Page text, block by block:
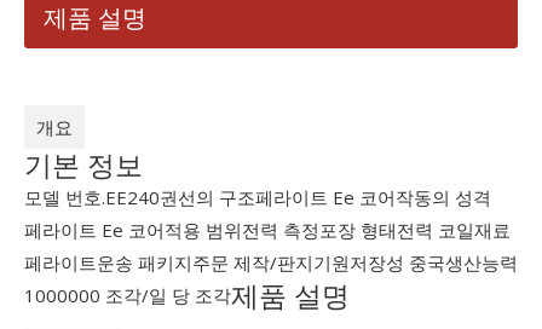
제품 설명
개요
기본 정보
모델 번호.EE240권선의 구조페라이트 Ee 코어작동의 성격
페라이트 Ee 코어적용 범위전력 측정포장 형태전력 코일재료
페라이트운송 패키지주문 제작/판지기원저장성 중국생산능력
1000000 조각/일 당 조각제품 설명